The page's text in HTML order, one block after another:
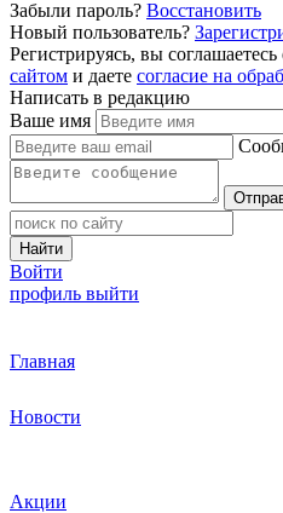
Забыли пароль? Восстановить
Новый пользователь?
Регистрируясь, вы соглашаетесь
сайтом и даете согласие на
Написать в редакцию
Ваше имя
Найти
Войти
профиль выйти
Главная
Новости
Акции